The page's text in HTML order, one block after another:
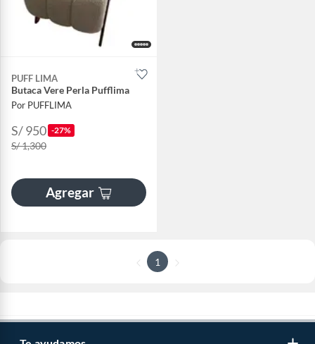
PUFF LIMA
Butaca Vere Perla Pufflima
Por PUFFLIMA
S/ 950 -27%
S/ 1,300
Agregar
1